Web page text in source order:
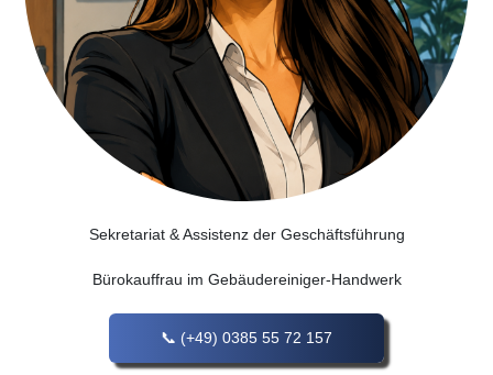
Se­kre­ta­ri­at & Assistenz der Geschäftsführung
Bürokauffrau im Gebäudereiniger-Handwerk
(+49) 0385 55 72 157